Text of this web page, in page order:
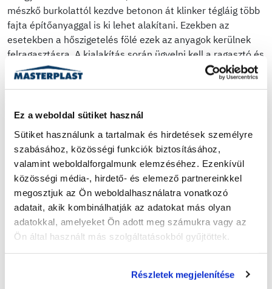
Ez a weboldal sütiket használ
Sütiket használunk a tartalmak és hirdetések személyre
szabásához, közösségi funkciók biztosításához,
valamint weboldalforgalmunk elemzéséhez. Ezenkívül
közösségi média-, hirdető- és elemező partnereinkkel
megosztjuk az Ön weboldalhasználatra vonatkozó
adatait, akik kombinálhatják az adatokat más olyan
adatokkal, amelyeket Ön adott meg számukra vagy az
Ön által használt más szolgáltatásokból gyűjtöttek.
Részletek megjelenítése
mészkő burkolattól kezdve betonon át klinker tégláig több
fajta építőanyaggal is ki lehet alakítani. Ezekben az
esetekben a hőszigetelés fölé ezek az anyagok kerülnek
felragasztásra. A kialakítás során ügyelni kell a ragasztó és
az egész rendszer megfelelő teherbíró képességére,
ugyanis mindezen díszítőelemek nehezek, és könnyen
rögzítve.
Visszatérve a bemutatott rétegrendre: a lábazati
vakolatról annyit érdemes tudni, hogy egy kifejezetten
ellenálló anyagösszetételű, kemény, mosható vakolat. De
mit tud a hőszigetelésre használt XPS lap?